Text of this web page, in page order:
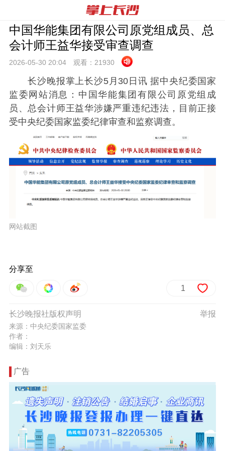
中国华能集团有限公司原党组成员、总
会计师王益华接受审查调查
2026-05-30 20:04 观看： 21930
长沙晚报掌上长沙5月30日讯 据中央纪委国家
监委网站消息：中国华能集团有限公司原党组成
员、总会计师王益华涉嫌严重违纪违法，目前正接
受中央纪委国家监委纪律审查和监察调查。
网站截图
分享至
1
举报
长沙晚报社版权声明
来源：中央纪委国家监委
作者：
编辑：刘天乐
广告